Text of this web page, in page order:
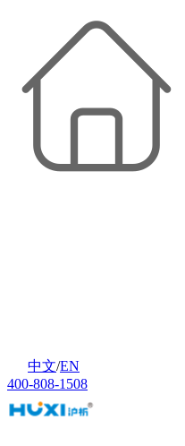
中文/EN
400-808-1508